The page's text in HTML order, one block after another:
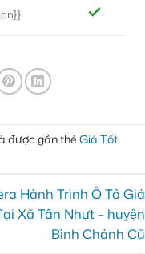
được gắn thẻ Giá Tốt
Hành Trình Ô Tô Giá
Xã Tân Nhựt – huyện
Bình Chánh Cũ